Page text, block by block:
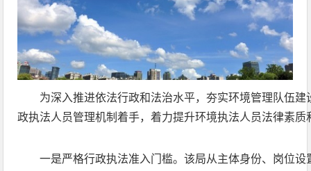
为深入推进依法行政和法治水平，夯实环境管理队伍
政执法人员管理机制着手，着力提升环境执法人员法律素质
一是严格行政执法准入门槛。该局从主体身份、岗位